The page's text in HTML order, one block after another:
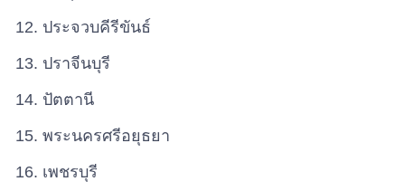
ประจวบคีรีขันธ์
ปราจีนบุรี
ปัตตานี
พระนครศรีอยุธยา
เพชรบุรี